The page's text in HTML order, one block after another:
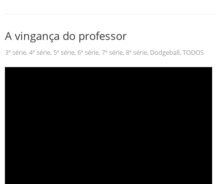
A vingança do professor
3ª série, 4ª série, 5ª série, 6ª série, 7ª série, 8ª série, Dodgeball, TODOS